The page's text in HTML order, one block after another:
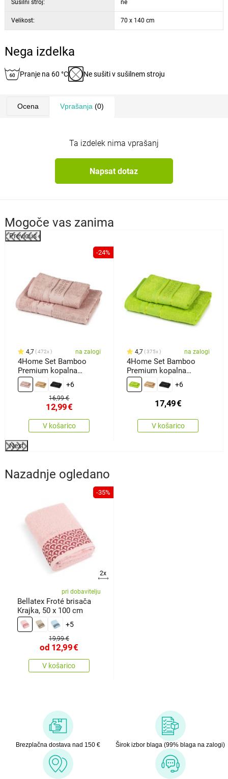
Sušilni stroj: ne
Velikost: 70 x 140 cm
Nega izdelka
Pranje na 60 °C Ne sušiti v sušilnem stroju
Ocena Vprašanja (0)
Ta izdelek nima vprašanj
Napsat dotaz
Mogoče vas zanima
Previous
-24%
4,7 472x na zalogi
4Home Set Bamboo
Premium kopalna
brisača inbrisača roza,
70 x 140 cm, 50 x 100
+6
16,99 €
12,99€
V košarico
4,7 375x na zalogi
4Home Set Bamboo
Premium kopalna
brisača inbrisača
zelena, 70 x 140 cm, 50
x 100 cm
+6
17,49€
V košarico
Next
Nazadnje ogledano
-35%
2x
pri dobavitelju
Bellatex Froté brisača
Krajka, 50 x 100 cm
+5
19,99 €
od 12,99€
V košarico
Brezplačna dostava nad 150 € Širok izbor blaga (99% blaga na zalogi)